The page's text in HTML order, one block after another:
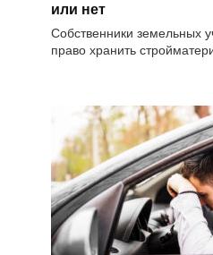
или нет
Собственники земельных
право хранить